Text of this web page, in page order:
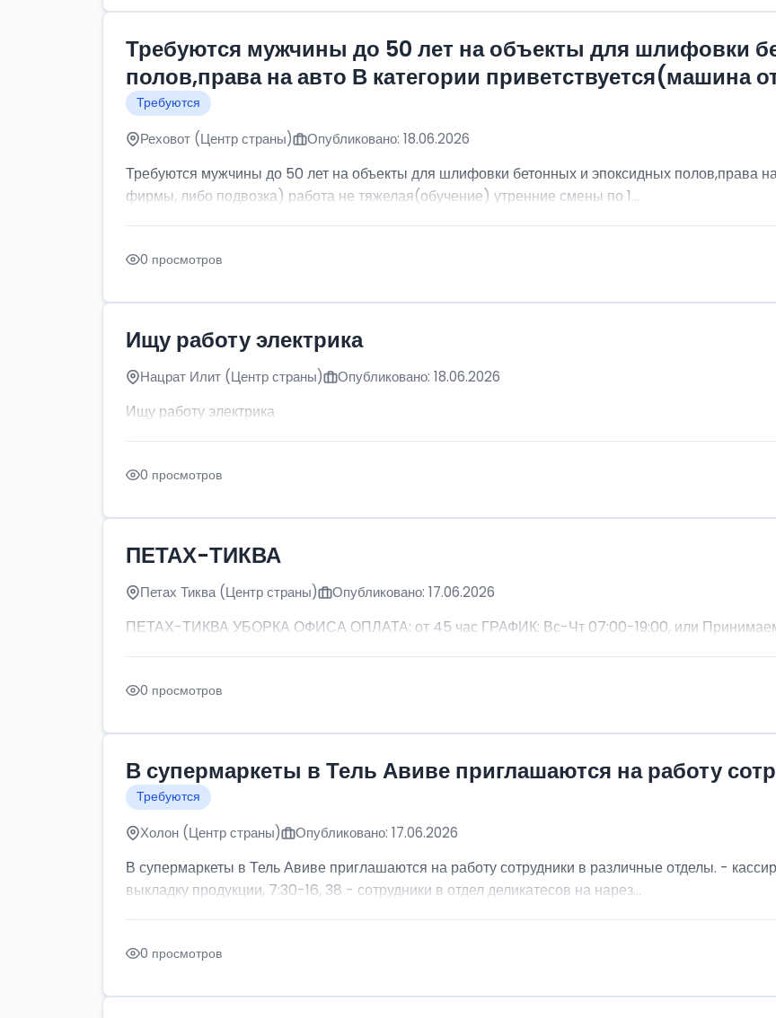
Требуются мужчины до 50 лет на объекты для шлифовки
полов,права на авто В категории приветствуется(машина
Требуются
Реховот (Центр страны) Опубликовано: 18.06.2026
Требуются мужчины до 50 лет на объекты для шлифовки бетонных и эпоксидных полов,права
фирмы, либо подвозка) работа не тяжелая(обучение) утренние смены по 1...
0 просмотров
Ищу работу электрика
Нацрат Илит (Центр страны) Опубликовано: 18.06.2026
Ищу работу электрика
0 просмотров
ПЕТАХ-ТИКВА
Петах Тиква (Центр страны) Опубликовано: 17.06.2026
ПЕТАХ-ТИКВА УБОРКА ОФИСА ОПЛАТА: от 45 час ГРАФИК: Вс-Чт 07:00-19:00, или Принимаем
0 просмотров
В супермаркеты в Тель Авиве приглашаются на работу
Требуются
Холон (Центр страны) Опубликовано: 17.06.2026
В супермаркеты в Тель Авиве приглашаются на работу сотрудники в различные отделы. -
выкладку продукции, 7:30-16, 38 - сотрудники в отдел деликатесов на нарез...
0 просмотров